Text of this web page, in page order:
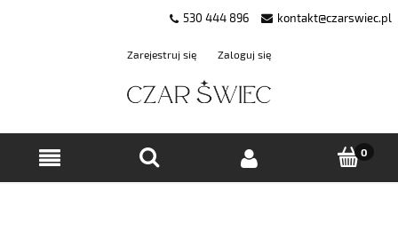
530 444 896 kontakt@czarswiec.pl
Zarejestruj się Zaloguj się